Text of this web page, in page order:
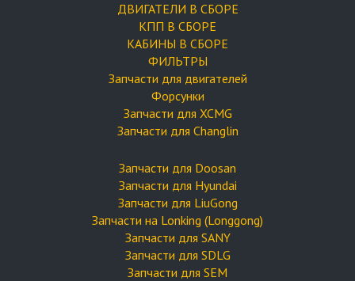
ДВИГАТЕЛИ В СБОРЕ
КПП В СБОРЕ
КАБИНЫ В СБОРЕ
ФИЛЬТРЫ
Запчасти для двигателей
Форсунки
Запчасти для XCMG
Запчасти для Changlin
Запчасти для Doosan
Запчасти для Hyundai
Запчасти для LiuGong
Запчасти на Lonking (Longgong)
Запчасти для SANY
Запчасти для SDLG
Запчасти для SEM